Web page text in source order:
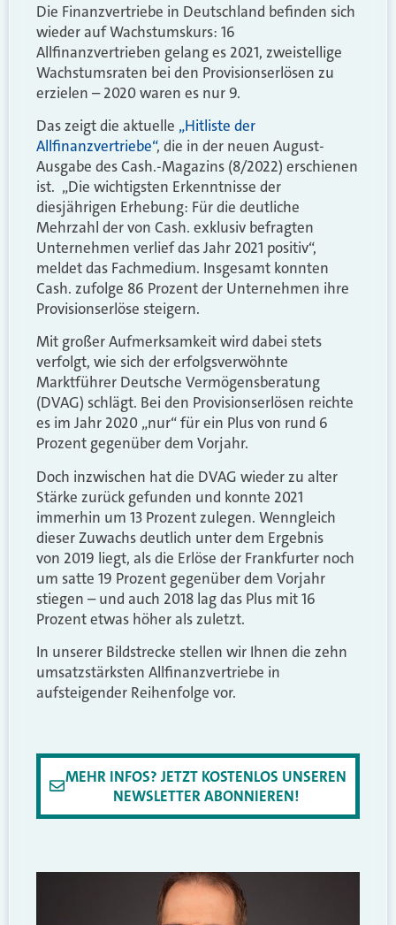
Die Finanzvertriebe in Deutschland befinden sich
wieder auf Wachstumskurs: 16
Allfinanzvertrieben gelang es 2021, zweistellige
Wachstumsraten bei den Provisionserlösen zu
erzielen – 2020 waren es nur 9.
Das zeigt die aktuelle „Hitliste der
Allfinanzvertriebe“, die in der neuen August-
Ausgabe des Cash.-Magazins (8/2022) erschienen
ist. „Die wichtigsten Erkenntnisse der
diesjährigen Erhebung: Für die deutliche
Mehrzahl der von Cash. exklusiv befragten
Unternehmen verlief das Jahr 2021 positiv“,
meldet das Fachmedium. Insgesamt konnten
Cash. zufolge 86 Prozent der Unternehmen ihre
Provisionserlöse steigern.
Mit großer Aufmerksamkeit wird dabei stets
verfolgt, wie sich der erfolgsverwöhnte
Marktführer Deutsche Vermögensberatung
(DVAG) schlägt. Bei den Provisionserlösen reichte
es im Jahr 2020 „nur“ für ein Plus von rund 6
Prozent gegenüber dem Vorjahr.
Doch inzwischen hat die DVAG wieder zu alter
Stärke zurück gefunden und konnte 2021
immerhin um 13 Prozent zulegen. Wenngleich
dieser Zuwachs deutlich unter dem Ergebnis
von 2019 liegt, als die Erlöse der Frankfurter noch
um satte 19 Prozent gegenüber dem Vorjahr
stiegen – und auch 2018 lag das Plus mit 16
Prozent etwas höher als zuletzt.
In unserer Bildstrecke stellen wir Ihnen die zehn
umsatzstärksten Allfinanzvertriebe in
aufsteigender Reihenfolge vor.
MEHR INFOS? JETZT KOSTENLOS UNSEREN
NEWSLETTER ABONNIEREN!